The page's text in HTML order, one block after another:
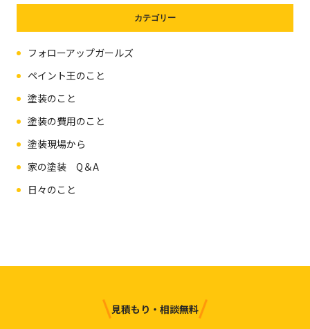
カテゴリー
フォローアップガールズ
ペイント王のこと
塗装のこと
塗装の費用のこと
塗装現場から
家の塗装 Q＆A
日々のこと
見積もり・相談無料